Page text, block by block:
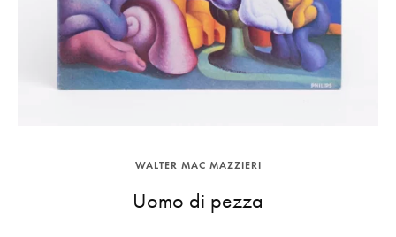
WALTER MAC MAZZIERI
Uomo di pezza